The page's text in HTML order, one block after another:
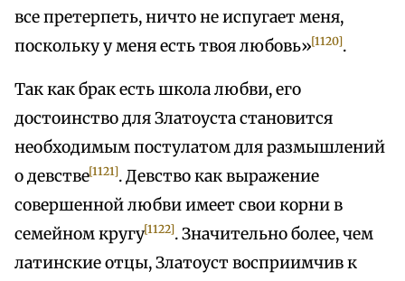
все претерпеть, ничто не испугает меня,
поскольку у меня есть твоя любовь»[1120].
Так как брак есть школа любви, его
достоинство для Златоуста становится
необходимым постулатом для размышлений
о девстве[1121]. Девство как выражение
совершенной любви имеет свои корни в
семейном кругу[1122]. Значительно более, чем
латинские отцы, Златоуст восприимчив к